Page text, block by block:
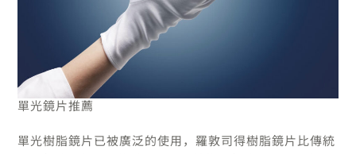
單光鏡片推薦
單光樹脂鏡片已被廣泛的使用，羅敦司得樹脂鏡片比傳統